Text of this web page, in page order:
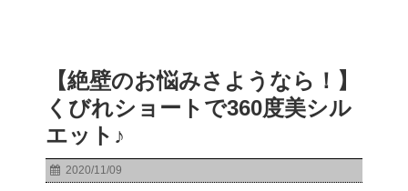
【絶壁のお悩みさようなら！】
くびれショートで360度美シル
エット♪
2020/11/09